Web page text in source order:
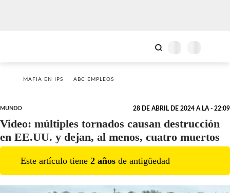
MAFIA EN IPS ABC EMPLEOS
MUNDO 28 DE ABRIL DE 2024 A LA - 22:09
Video: múltiples tornados causan destrucción
en EE.UU. y dejan, al menos, cuatro muertos
Este artículo tiene 2 años de antigüedad